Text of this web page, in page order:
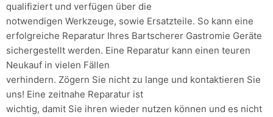
qualifiziert und verfügen über die
notwendigen Werkzeuge, sowie Ersatzteile. So kann eine
erfolgreiche Reparatur Ihres Bartscherer Gastromie Geräte
sichergestellt werden. Eine Reparatur kann einen teuren
Neukauf in vielen Fällen
verhindern. Zögern Sie nicht zu lange und kontaktieren Sie
uns! Eine zeitnahe Reparatur ist
wichtig, damit Sie ihren wieder nutzen können und es nicht